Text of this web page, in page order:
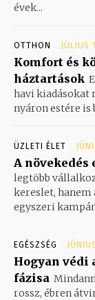
évek...
OTTHON JÚLIUS
Komfort és
háztartások
havi kiadásokat
nyáron estére is
ÜZLETI ÉLET
A
legtöbb
kereslet,
egyszeri
EGÉSZSÉG
Hogyan védi
fázisa
rossz, ébren